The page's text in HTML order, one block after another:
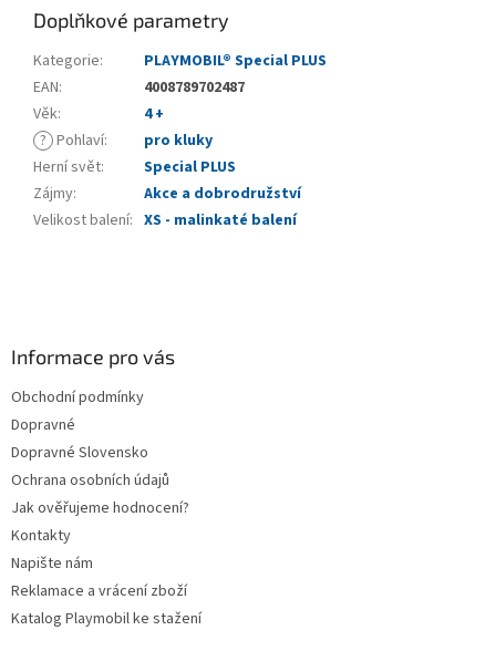
Doplňkové parametry
Kategorie:
PLAYMOBIL® Special PLUS
EAN:
4008789702487
Věk:
4 +
? Pohlaví:
pro kluky
Herní svět:
Special PLUS
Zájmy:
Akce a dobrodružství
Velikost balení: XS - malinkaté balení
Informace pro vás
Obchodní podmínky
Dopravné
Dopravné Slovensko
Ochrana osobních údajů
Jak ověřujeme hodnocení?
Kontakty
Napište nám
Reklamace a vrácení zboží
Katalog Playmobil ke stažení